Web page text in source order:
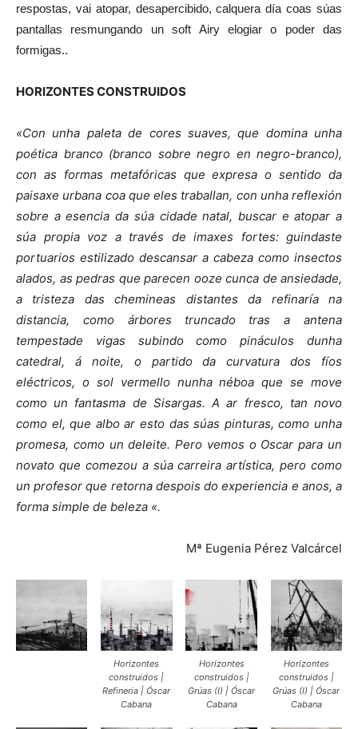
respostas, vai atopar, desapercibido, calquera día coas súas
pantallas resmungando un soft Airy elogiar o poder das
formigas..
HORIZONTES CONSTRUIDOS
«Con unha paleta de cores suaves, que domina unha
poética branco (branco sobre negro en negro-branco),
con as formas metafóricas que expresa o sentido da
paisaxe urbana coa que eles traballan, con unha reflexión
sobre a esencia da súa cidade natal, buscar e atopar a
súa propia voz a través de imaxes fortes: guindaste
portuarios estilizado descansar a cabeza como insectos
alados, as pedras que parecen ooze cunca de ansiedade,
a tristeza das chemineas distantes da refinaría na
distancia, como árbores truncado tras a antena
tempestade vigas subindo como pináculos dunha
catedral, á noite, o partido da curvatura dos fíos
eléctricos, o sol vermello nunha néboa que se move
como un fantasma de Sisargas. A ar fresco, tan novo
como el, que albo ar esto das súas pinturas, como unha
promesa, como un deleite. Pero vemos o Oscar para un
novato que comezou a súa carreira artística, pero como
un profesor que retorna despois do experiencia e anos, a
forma simple de beleza «.
Mª Eugenia Pérez Valcárcel
Horizontes
construidos |
Refineria | Óscar
Cabana
Horizontes
construidos |
Grúas (I) | Óscar
Cabana
Horizontes
construidos |
Grúas (I) | Óscar
Cabana